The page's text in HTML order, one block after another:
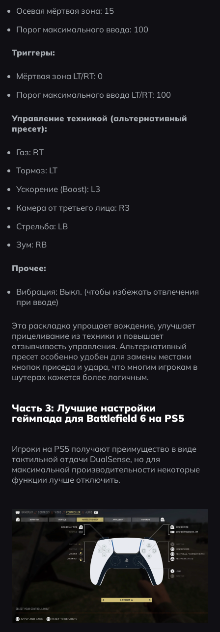
Осевая мёртвая зона: 15
Порог максимального ввода: 100
Триггеры:
Мёртвая зона LT/RT: 0
Порог максимального ввода LT/RT: 100
Управление техникой (альтернативный
пресет):
Газ: RT
Тормоз: LT
Ускорение (Boost): L3
Камера от третьего лица: R3
Стрельба: LB
Зум: RB
Прочее:
Вибрация: Выкл. (чтобы избежать отвлечения
при вводе)
Эта раскладка упрощает вождение, улучшает
прицеливание из техники и повышает
отзывчивость управления. Альтернативный
пресет особенно удобен для замены местами
кнопок приседа и удара, что многим игрокам в
шутерах кажется более логичным.
Часть 3: Лучшие настройки
геймпада для Battlefield 6 на PS5
Игроки на PS5 получают преимущество в виде
тактильной отдачи DualSense, но для
максимальной производительности некоторые
функции лучше отключить.